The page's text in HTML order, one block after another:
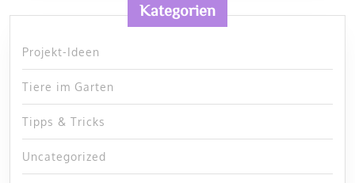
Kategorien
Projekt-Ideen
Tiere im Garten
Tipps & Tricks
Uncategorized